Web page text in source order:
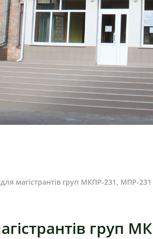
для магістрантів груп МКПР-231, МПР-
груп